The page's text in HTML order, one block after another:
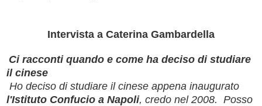
Intervista a Caterina Gambardella
Ci racconti quando e come ha deciso di studiare
il cinese
Ho deciso di studiare il cinese appena inaugurato
l'Istituto Confucio a Napoli, credo nel 2008. Posso